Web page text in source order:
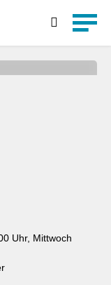
Uhr, Mittwoch